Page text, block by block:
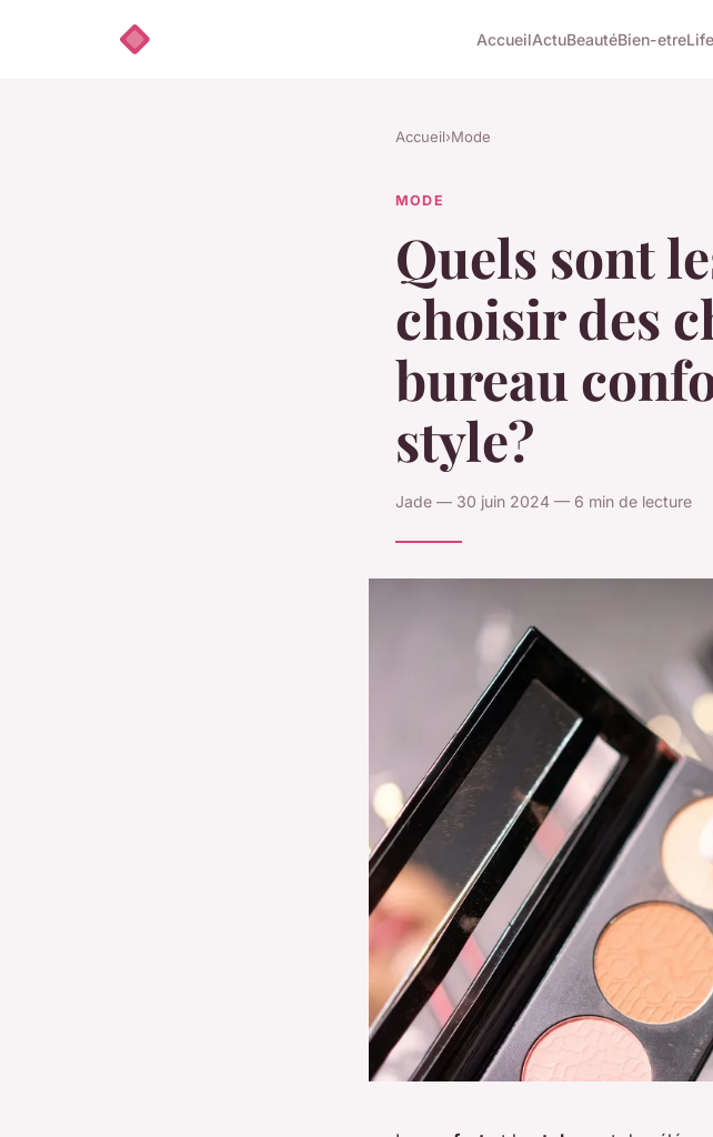
AccueilActuBeautéBien-etre
Accueil›Mode
MODE
Quels sont
choisir des
bureau
style?
Jade — 30 juin 2024 — 6 min de lecture